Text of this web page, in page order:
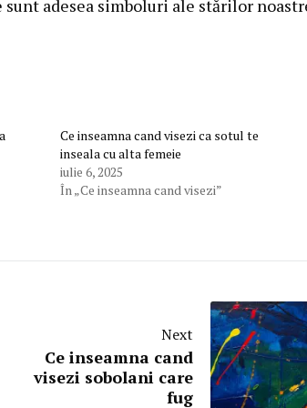
adesea simboluri ale stărilor
Ce inseamna cand visezi ca sotul te
inseala cu alta femeie
iulie 6, 2025
În „Ce inseamna cand visezi”
Next
Ce inseamna cand
visezi sobolani care
fug